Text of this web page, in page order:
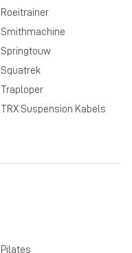
Roeitrainer
Smithmachine
Springtouw
Squatrek
Traploper
TRX Suspension Kabels
Pilates